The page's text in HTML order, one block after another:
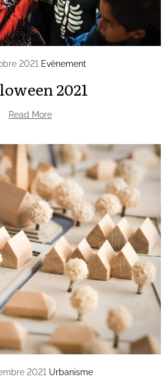
2021 Evènement
2021
Read More
2021 Urbanisme